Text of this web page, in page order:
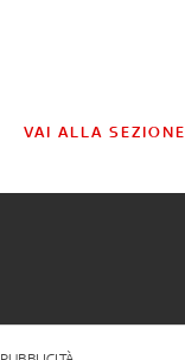
VAI ALLA SEZIONE